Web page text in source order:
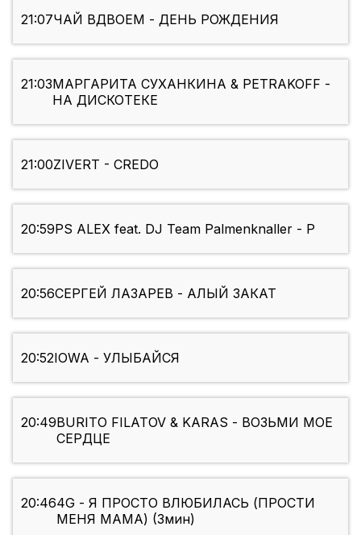
21:07ЧАЙ ВДВОЕМ - ДЕНЬ РОЖДЕНИЯ
21:03МАРГАРИТА СУХАНКИНА & PETRAKOFF -
НА ДИСКОТЕКЕ
21:00ZIVERT - CREDO
20:59PS ALEX feat. DJ Team Palmenknaller - P
20:56СЕРГЕЙ ЛАЗАРЕВ - АЛЫЙ ЗАКАТ
20:52IOWA - УЛЫБАЙСЯ
20:49BURITO FILATOV & KARAS - ВОЗЬМИ МОЕ
СЕРДЦЕ
20:464G - Я ПРОСТО ВЛЮБИЛАСЬ (ПРОСТИ
МЕНЯ МАМА) (3мин)